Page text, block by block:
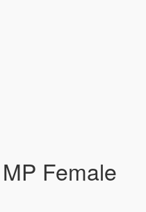
Female